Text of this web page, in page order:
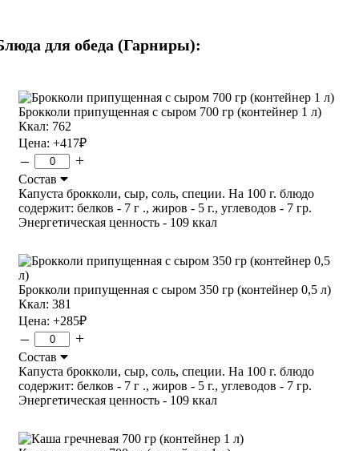
для обеда (Гарниры):
Брокколи припущенная с сыром 700 гр (контейнер 1 л)
Ккал: 762
Цена: +417₽
– +
Состав
Капуста брокколи, сыр, соль, специи. На 100 г. блюдо
содержит: белков - 7 г ., жиров - 5 г., углеводов - 7 гр.
Энергетическая ценность - 109 ккал
Брокколи припущенная с сыром 350 гр (контейнер 0,5 л)
Ккал: 381
Цена: +285₽
– +
Состав
Капуста брокколи, сыр, соль, специи. На 100 г. блюдо
содержит: белков - 7 г ., жиров - 5 г., углеводов - 7 гр.
Энергетическая ценность - 109 ккал